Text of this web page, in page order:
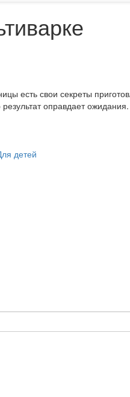
есть свои секреты
оправдает ожидания.
детей